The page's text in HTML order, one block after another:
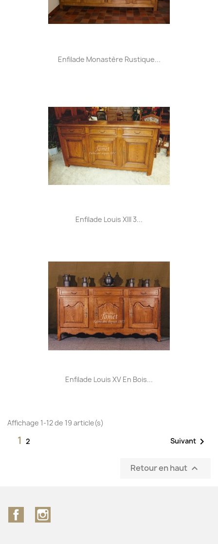
Enfilade Monastère Rustique...
Enfilade Louis XIII 3...
Enfilade Louis XV En Bois...
Affichage 1-12 de 19 article(s)
1 2 Suivant 
Retour en haut 
Facebook